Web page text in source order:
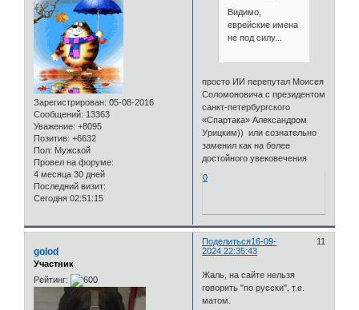
Зарегистрирован: 05-08-2016
Сообщений: 13363
Уважение: +8095
Позитив: +6632
Пол: Мужской
Провел на форуме:
4 месяца 30 дней
Последний визит:
Сегодня 02:51:15
Видимо,
еврейские имена
не под силу...
просто ИИ перепутал Моисея
Соломоновича с президентом
санкт-петербургского
«Спартака» Александром
Урицким)) или сознательно
заменил как на более
достойного увековечения
0
Поделиться 11
16-09-
2024 22:35:43
golod
Участник
Рейтинг:
Жаль, на сайте нельзя
говорить "по русски", т.е.
матом.